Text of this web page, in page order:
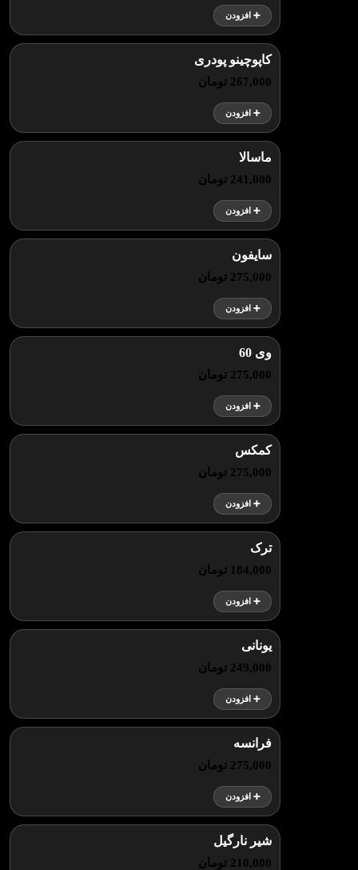
➕ افزودن
کاپوچینو پودری
267,000 تومان
➕ افزودن
ماسالا
241,000 تومان
➕ افزودن
سایفون
275,000 تومان
➕ افزودن
وی 60
275,000 تومان
➕ افزودن
کمکس
275,000 تومان
➕ افزودن
ترک
184,000 تومان
➕ افزودن
یونانی
249,000 تومان
➕ افزودن
فرانسه
275,000 تومان
➕ افزودن
شیر نارگیل
210,000 تومان